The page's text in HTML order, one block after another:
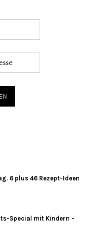
6 plus 46 Rezept-Ideen
Special mit Kindern –